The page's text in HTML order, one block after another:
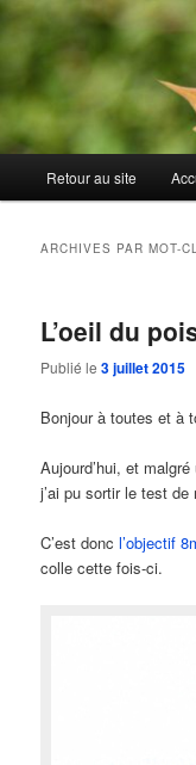
Aller
au
Aller
au
Blog de
Blog de Thomphotos
principal
Retour au site
ARCHIVES PAR MOT-
L’oeil du
Publié le3 juillet 2015
Bonjour à toutes et à
Aujourd’hui, et
j’ai pu sortir le test
C’est doncl’objectif
colle cette fois-ci.